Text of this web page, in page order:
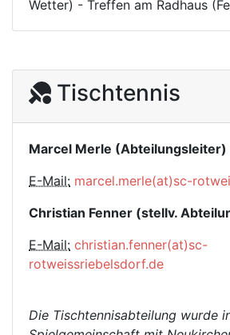
Wetter) - Treffen am Radhaus
Tischtennis
Marcel Merle (Abteilungsleiter)
E-Mail: marcel.merle(at)sc-
Christian Fenner (stellv.
E-Mail: christian.fenner(at)sc-
rotweissriebelsdorf.de
Die Tischtennisabteilung wurde